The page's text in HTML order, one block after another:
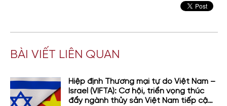
BÀI VIẾT LIÊN QUAN
Hiệp định Thương mại tự do Việt Nam –
Israel (VIFTA): Cơ hội, triển vọng thúc
đẩy ngành thủy sản Việt Nam tiếp cận